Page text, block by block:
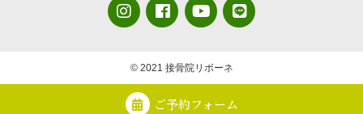
ご予約フォーム
© 2021 接骨院リボーネ